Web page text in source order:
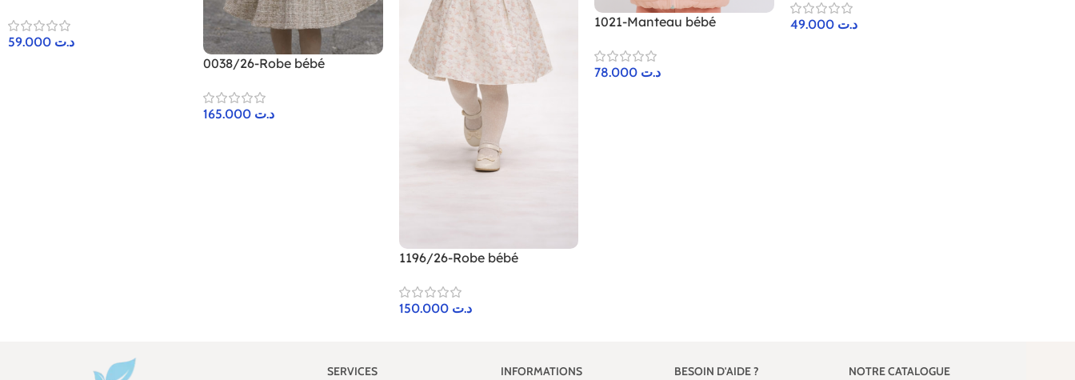
د.ت
0038/26-Robe bébé
د.ت
1196/26-Robe bébé
د.ت 150.000
1021-Manteau bébé
د.ت
د.ت 49.000
SERVICES
INFORMATIONS
BESOIN D'AIDE ?
NOTRE CATALOGUE